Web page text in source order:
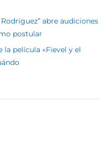
abre audiciones
postular
la película «Fievel y el